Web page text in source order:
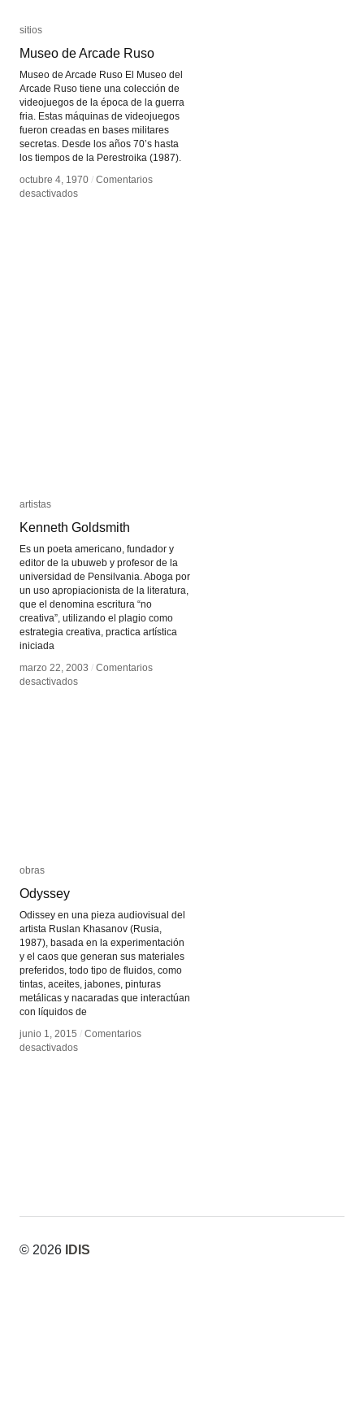
sitios
Museo de Arcade Ruso
Museo de Arcade Ruso El Museo del
Arcade Ruso tiene una colección de
videojuegos de la época de la guerra
fria. Estas máquinas de videojuegos
fueron creadas en bases militares
secretas. Desde los años 70’s hasta
los tiempos de la Perestroika (1987).
octubre 4, 1970 / Comentarios
desactivadosen
sitios
Museo de Arcade Ruso
octubre 4, 1970 / Comentarios
desactivadosen
artistas
Kenneth Goldsmith
Es un poeta americano, fundador y
editor de la ubuweb y profesor de la
universidad de Pensilvania. Aboga por
un uso apropiacionista de la literatura,
que el denomina escritura “no
creativa”, utilizando el plagio como
estrategia creativa, practica artística
iniciada
marzo 22, 2003 / Comentarios
desactivadosen
artistas
Kenneth Goldsmith
marzo 22, 2003 / Comentarios
desactivadosen
obras
Odyssey
Odissey en una pieza audiovisual del
artista Ruslan Khasanov (Rusia,
1987), basada en la experimentación
y el caos que generan sus materiales
preferidos, todo tipo de fluidos, como
tintas, aceites, jabones, pinturas
metálicas y nacaradas que interactúan
con líquidos de
junio 1, 2015 / Comentarios
desactivadosen
obras
Odyssey
junio 1, 2015 / Comentarios
desactivadosen
© 2026 IDIS